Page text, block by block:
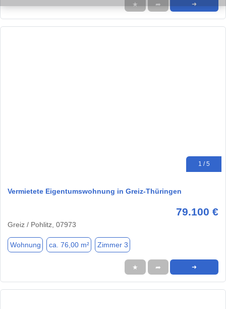
★ ➦ ➜
1 / 5
Vermietete Eigentumswohnung in Greiz-Thüringen
79.100 €
Greiz / Pohlitz, 07973
Wohnung ca. 76,00 m² Zimmer 3
★ ➦ ➜